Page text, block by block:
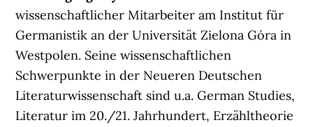
wissenschaftlicher Mitarbeiter am Institut für
Germanistik an der Universität Zielona Góra in
Westpolen. Seine wissenschaftlichen
Schwerpunkte in der Neueren Deutschen
Literaturwissenschaft sind u.a. German Studies,
Literatur im 20./21. Jahrhundert, Erzähltheorie